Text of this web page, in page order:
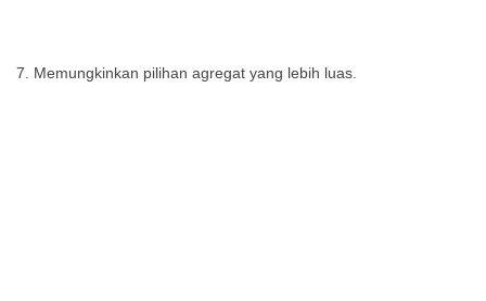
Memungkinkan pilihan agregat yang lebih luas.